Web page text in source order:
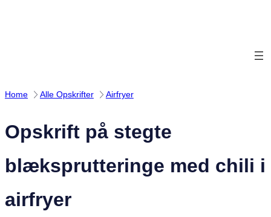
Home Alle Opskrifter Airfryer
Opskrift på stegte
blæksprutteringe med chili i
airfryer